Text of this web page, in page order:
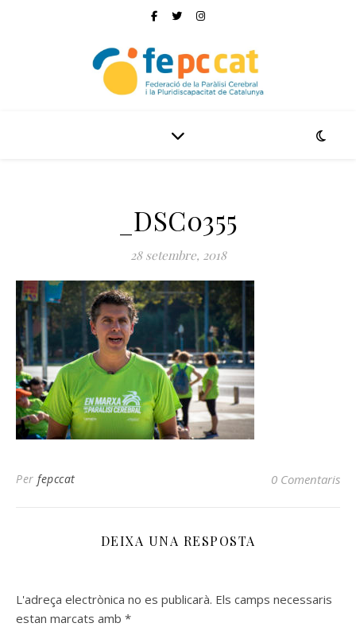
_DSC0355
28 setembre, 2018
Per fepccat 0 Comentaris
DEIXA UNA RESPOSTA
L'adreça electrònica no es publicarà. Els camps necessaris
estan marcats amb *